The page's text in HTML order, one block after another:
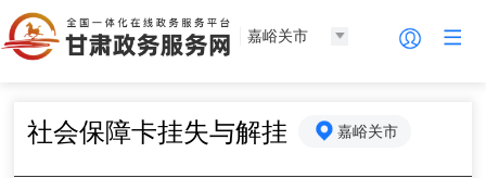
嘉峪关市
社会保障卡挂失与解挂 嘉峪关市